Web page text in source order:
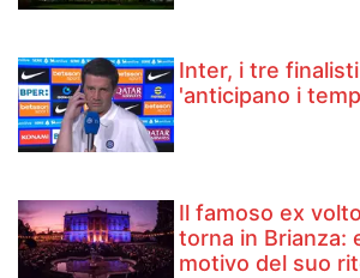
Inter, i tre
'anticipano i
Il famoso ex
torna in Brianza:
motivo del suo